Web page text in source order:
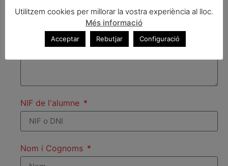
Títol del curs
NIF de l'alumne
Nom i Cognoms
Utilitzem cookies per millorar la vostra experiència al lloc.
Més informació
Acceptar Rebutjar Configuració